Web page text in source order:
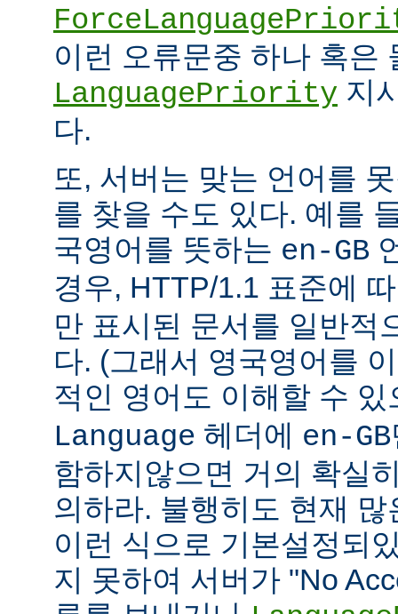
이런 오류문중 하나 혹은
LanguagePriority 지
다.
또, 서버는 맞는 언어를
를 찾을 수도 있다. 예를
국영어를 뜻하는 en-GB
경우, HTTP/1.1 표준에
만 표시된 문서를 일반적
다. (그래서 영국영어를
적인 영어도 이해할 수
Language 헤더에 en-GB
함하지않으면 거의 확실
의하라. 불행히도 현재
이런 식으로 기본설정되
지 못하여 서버가 "No